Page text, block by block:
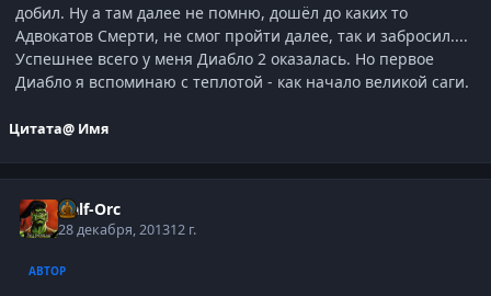
добил. Ну а там далее не помню, дошёл до каких то
Адвокатов Смерти, не смог пройти далее, так и забросил....
Успешнее всего у меня Диабло 2 оказалась. Но первое
Диабло я вспоминаю с теплотой - как начало великой саги.
Цитата@ Имя
Half-Orc
28 декабря, 201312 г.
АВТОР